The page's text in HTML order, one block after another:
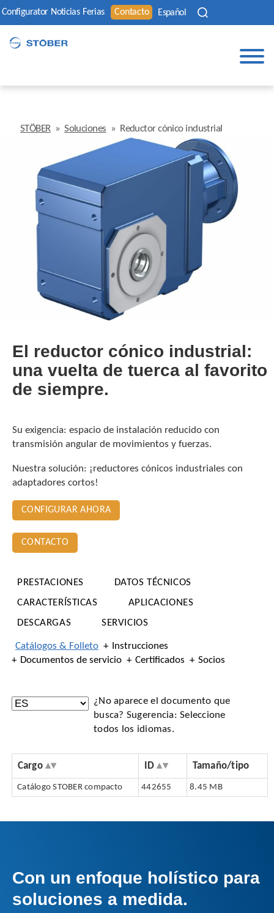
Configurator Noticias Ferias Contacto Español
STÖBER » Soluciones » Reductor cónico industrial
El reductor cónico industrial:
una vuelta de tuerca al favorito
de siempre.
Su exigencia: espacio de instalación reducido con
transmisión angular de movimientos y fuerzas.
Nuestra solución: ¡reductores cónicos industriales con
adaptadores cortos!
CONFIGURAR AHORA
CONTACTO
PRESTACIONES
DATOS TÉCNICOS
CARACTERÍSTICAS
APLICACIONES
DESCARGAS
SERVICIOS
Catálogos & Folleto
Instrucciones
Documentos de servicio
Certificados Socios
¿No aparece el documento que
busca? Sugerencia: Seleccione
todos los idiomas.
Cargo ID Tamaño/tipo
Catálogo STOBER compacto 442655 8.45 MB
Con un enfoque holístico para
soluciones a medida.